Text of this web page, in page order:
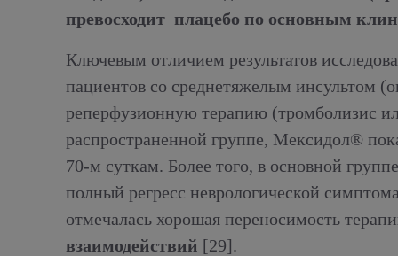
превосходит плацебо по основным
Ключевым отличием результатов
пациентов со среднетяжелым инсультом
реперфузионную терапию (тромболизис
распространенной группе, Мексидол®
70-м суткам. Более того, в основной
полный регресс неврологической
отмечалась хорошая переносимость
взаимодействий [29].